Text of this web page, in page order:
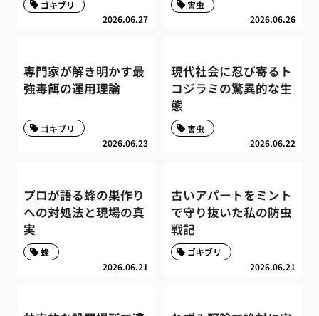
2026.06.27
ゴキブリ
2026.06.26
害虫
専門家が解き明かす最
強毒餌の運用理論
2026.06.23
ゴキブリ
現代社会に忍び寄るト
コジラミの驚異的な生
態
2026.06.22
害虫
プロが語る蜂の巣作り
への対処法と現場の真
実
2026.06.21
蜂
古いアパートをミント
で守り抜いた私の防虫
戦記
2026.06.21
ゴキブリ